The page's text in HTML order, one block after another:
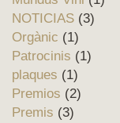
NOTICIAS (3)
Orgànic (1)
Patrocinis (1)
plaques (1)
Premios (2)
Premis (3)